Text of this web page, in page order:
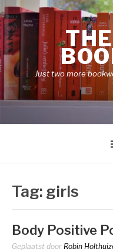
Naar
de
inhoud
springen
Just two more
Tag: girls
Body Positive
Geplaatst door Robin